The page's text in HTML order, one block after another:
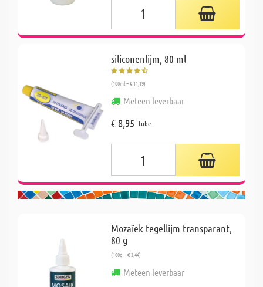
siliconenlijm, 80 ml
(100ml = € 11,19)
Meteen leverbaar
€ 8,95 tube
Mozaïek tegellijm transparant,
80 g
(100g = € 3,44)
Meteen leverbaar